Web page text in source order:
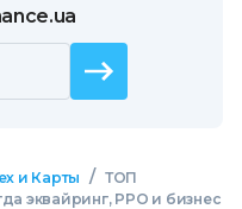
и Карты / ТОП
эквайринг, РРО и бизнес